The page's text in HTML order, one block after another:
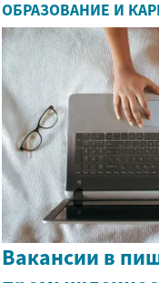
ОБРАЗОВАНИЕ И
Вакансии в